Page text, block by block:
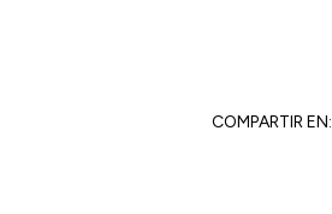
COMPARTIR EN: